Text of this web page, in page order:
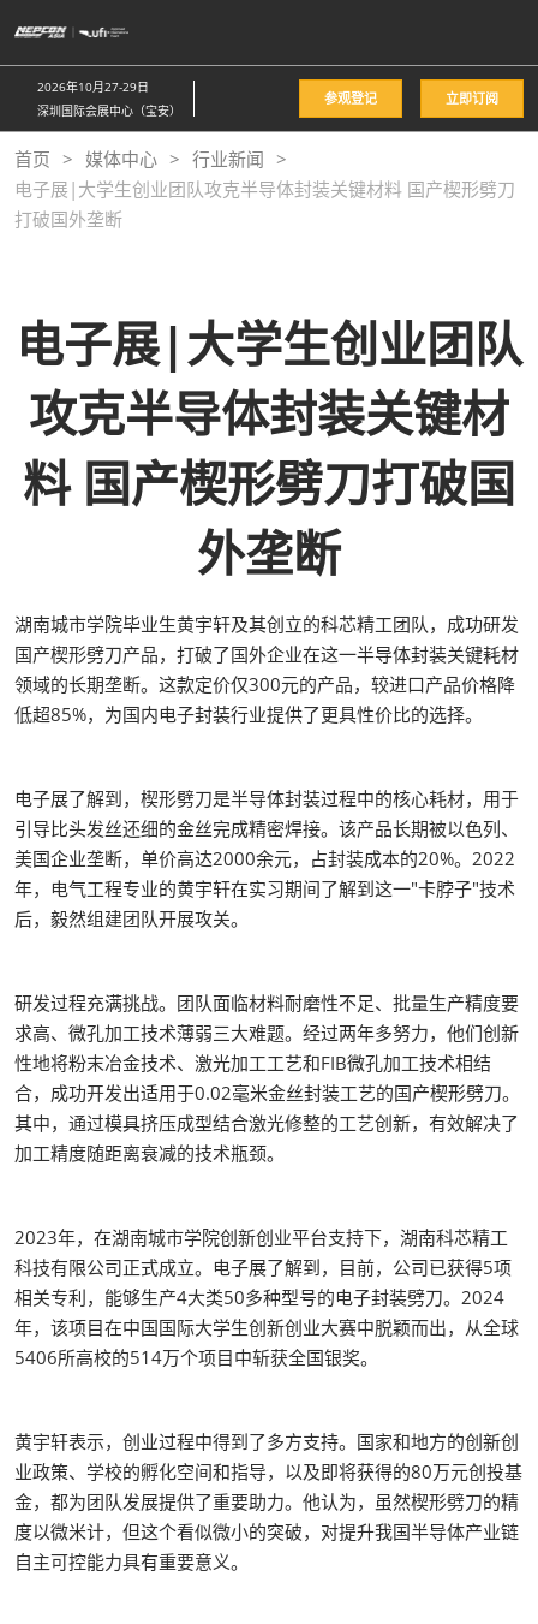
接
跳
至
内
容
2026年10月27-29日
深圳国际会展中心（宝安）
参观登记 立即订阅
首页 媒体中心
行业新闻
电子展|大学生创业团队攻克半导体封装关键材料 国产楔形劈刀
打破国外垄断
电子展|大学生创业团队
攻克半导体封装关键材
料 国产楔形劈刀打破国
外垄断
湖南城市学院毕业生黄宇轩及其创立的科芯精工团队，成功研发
国产楔形劈刀产品，打破了国外企业在这一半导体封装关键耗材
领域的长期垄断。这款定价仅300元的产品，较进口产品价格降
低超85%，为国内电子封装行业提供了更具性价比的选择。
电子展了解到，楔形劈刀是半导体封装过程中的核心耗材，用于
引导比头发丝还细的金丝完成精密焊接。该产品长期被以色列、
美国企业垄断，单价高达2000余元，占封装成本的20%。2022
年，电气工程专业的黄宇轩在实习期间了解到这一"卡脖子"技术
后，毅然组建团队开展攻关。
研发过程充满挑战。团队面临材料耐磨性不足、批量生产精度要
求高、微孔加工技术薄弱三大难题。经过两年多努力，他们创新
性地将粉末冶金技术、激光加工工艺和FIB微孔加工技术相结
合，成功开发出适用于0.02毫米金丝封装工艺的国产楔形劈刀。
其中，通过模具挤压成型结合激光修整的工艺创新，有效解决了
加工精度随距离衰减的技术瓶颈。
2023年，在湖南城市学院创新创业平台支持下，湖南科芯精工
科技有限公司正式成立。电子展了解到，目前，公司已获得5项
相关专利，能够生产4大类50多种型号的电子封装劈刀。2024
年，该项目在中国国际大学生创新创业大赛中脱颖而出，从全球
5406所高校的514万个项目中斩获全国银奖。
黄宇轩表示，创业过程中得到了多方支持。国家和地方的创新创
业政策、学校的孵化空间和指导，以及即将获得的80万元创投基
金，都为团队发展提供了重要助力。他认为，虽然楔形劈刀的精
度以微米计，但这个看似微小的突破，对提升我国半导体产业链
自主可控能力具有重要意义。